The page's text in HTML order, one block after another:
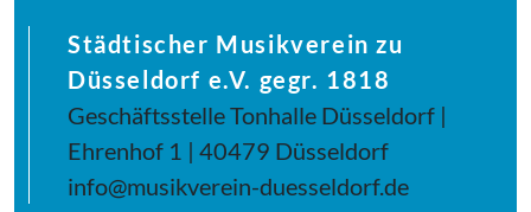
Städtischer Musikverein zu
Düsseldorf e.V. gegr. 1818
Geschäftsstelle Tonhalle Düsseldorf |
Ehrenhof 1 | 40479 Düsseldorf
info@musikverein-duesseldorf.de